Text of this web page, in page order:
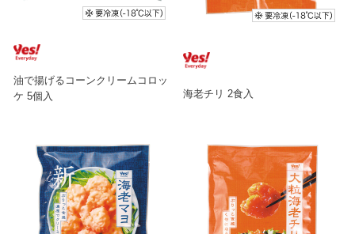
油で揚げるコーンクリームコロッ
ケ 5個入
海老チリ 2食入